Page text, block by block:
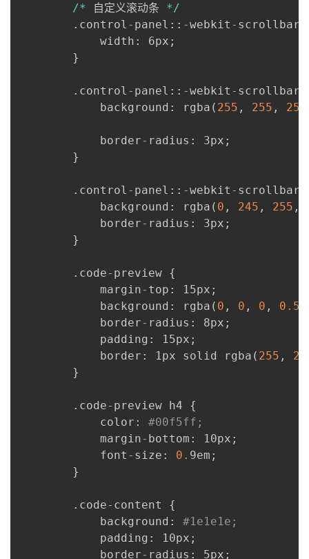
/* 自定义滚动条 */
. control - panel : : -webkit - scrollbar
            width
: 6px ;
}
. control - panel : : -webkit - scrollbar
            background
: rgba ( 255 , 255 , 255
            border
- radius : 3px ;
}
. control - panel : : -webkit - scrollbar
            background
: rgba ( 0 , 245 , 255 ,
            border
- radius : 3px ;
}
. code- preview {
            margin
- top : 15px ;
            background
: rgba ( 0 , 0 , 0 , 0.5
            border
- radius : 8px ;
            padding
: 15px ;
            border
: 1px solid rgba ( 255 ,
}
. code- preview h4 {
            color
:
#00f5ff;
            margin
- bottom : 10px ;
            font
- size : 0. 9em ;
}
. code- content {
            background
:
#1e1e1e;
            padding
: 10px ;
            border
- radius : 5px ;